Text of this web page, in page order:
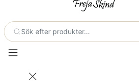
Sök efter produkter...